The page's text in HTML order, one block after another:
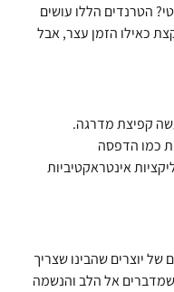
הטרנדים הללו עושים
כאילו הזמן עצר, אבל
קפיצת מדרגה.
כמו הדפסה
אינטראקטיביות
יוצרים שהבינו שצריך
אל הלב והנשמה